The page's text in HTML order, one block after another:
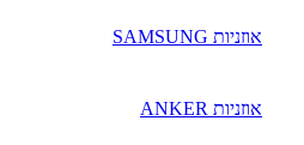
אוזניות SAMSUNG
אוזניות ANKER